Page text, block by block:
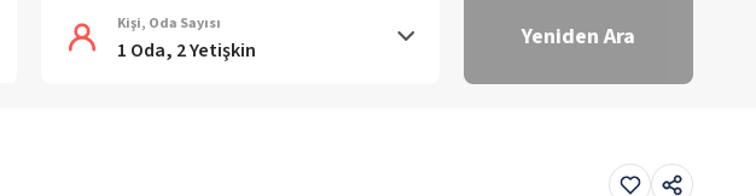
Kişi, Oda Sayısı
1 Oda, 2 Yetişkin Yeniden Ara